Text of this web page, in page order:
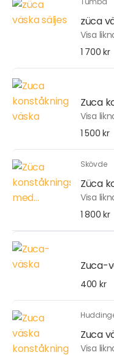
züca
Visa
1 700 kr
Zuca
Visa
1 500 kr
Skövde
Züca
Visa
1 800 kr
Zuca-
400 kr
Zuca
Visa